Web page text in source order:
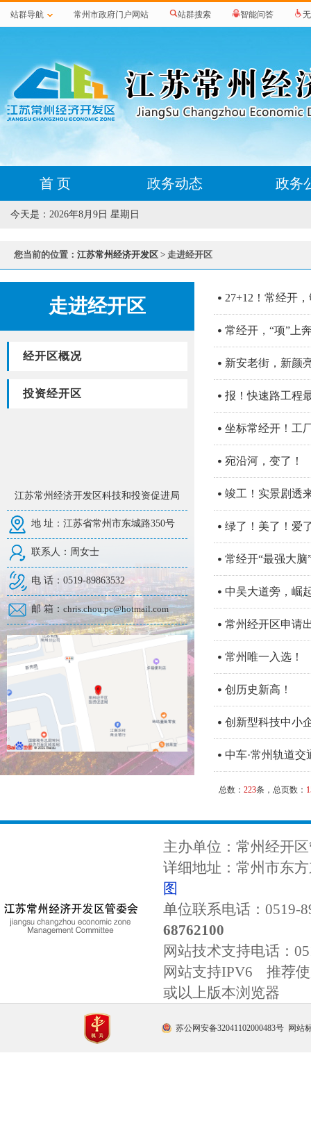
站群导航 常州市政府门户网站 站群搜索 智能问答
首 页 政务动态 政务
今天是： 2026年8月9日 星期日
您当前的位置： 江苏常州经济开发区 > 走进经开区
走进经开区
经开区概况
投资经开区
江苏常州经济开发区科技和投资促进局
地 址：江苏省常州市东城路350号
联系人：周女士
电 话：0519-89863532
邮 箱： chris.chou.pc@hotmail.com
27+12！常经开
常经开，“项”上
新安老街，新颜
报！快速路工程
坐标常经开！工
宛沿河，变了！
竣工！实景剧透
绿了！美了！爱
常经开“最强大脑
中吴大道旁，崛
常州经开区申请
常州唯一入选！
创历史新高！
创新型科技中小
中车·常州轨道
总数： 223条，总页数：
主办单位：常州经开
详细地址：常州市东
图
单位联系电话：0519-
68762100
网站技术支持电话：
网站支持IPV6 推荐使
或以上版本浏览器
苏公网安备32041102000483号 网站